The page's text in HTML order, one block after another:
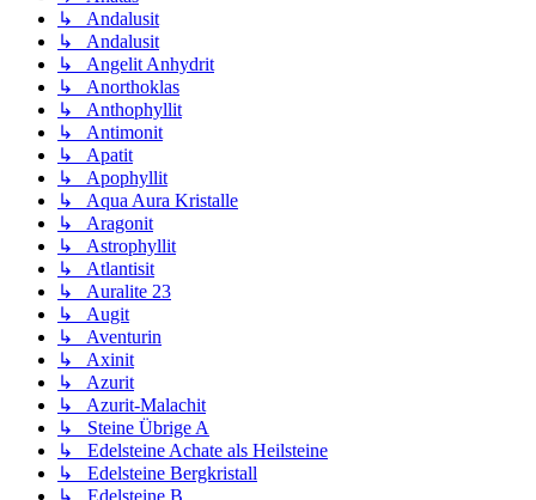
↳ Andalusit
↳ Andalusit
↳ Angelit Anhydrit
↳ Anorthoklas
↳ Anthophyllit
↳ Antimonit
↳ Apatit
↳ Apophyllit
↳ Aqua Aura Kristalle
↳ Aragonit
↳ Astrophyllit
↳ Atlantisit
↳ Auralite 23
↳ Augit
↳ Aventurin
↳ Axinit
↳ Azurit
↳ Azurit-Malachit
↳ Steine Übrige A
↳ Edelsteine Achate als Heilsteine
↳ Edelsteine Bergkristall
↳ Edelsteine B